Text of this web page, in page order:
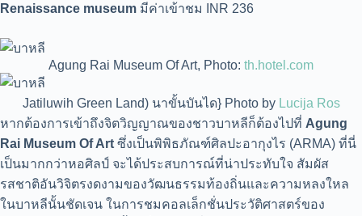
Renaissance museum มีค่าเข้าชม INR 236
Agung Rai Museum Of Art, Photo: th.hotel.com
Jatiluwih Green Land) นาขั้นบันได} Photo by Lucija Ros
หากต้องการเข้าถึงจิตวิญญาณของชาวบาหลีก็ต้องไปที่ Agung
Rai Museum Of Art ซึ่งเป็นพิพิธภัณฑ์ศิลปะอากุงไร (ARMA) ที่นี่
เป็นมากกว่าหอศิลป์ จะได้ประสบการณ์ที่น่าประทับใจ สัมผัส
รสชาติอันวิจิตรงดงามของวัฒนธรรมท้องถิ่นและความหลงใหล
ในบาหลีนั้นชัดเจน ในการชมคอลเล็กชั่นประวัติศาสตร์ของ